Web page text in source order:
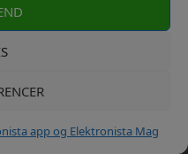
app og Elektronista Mag
makro filtre og et
helt vildt :-) der
gaver ind på listen,